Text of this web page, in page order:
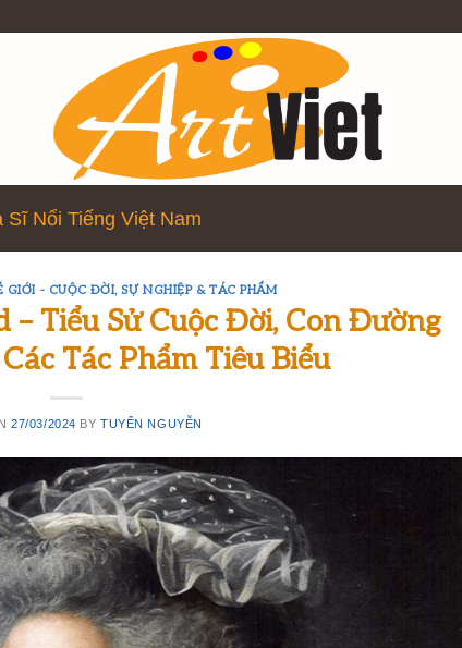
Sĩ Nổi Tiếng Việt Nam
GIỚI - CUỘC ĐỜI, SỰ NGHIỆP & TÁC PHẨM
– Tiểu Sử Cuộc Đời, Con Đường
Tác Phẩm Tiêu Biểu
27/03/2024 BYTUYỂN NGUYỄN